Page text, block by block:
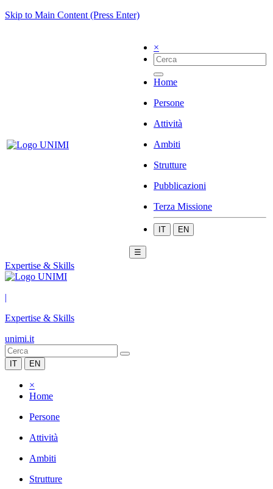
Skip to Main Content (Press Enter)
×
Home
Persone
Attività
Ambiti
Strutture
Pubblicazioni
Terza Missione
IT EN
☰
Expertise & Skills
|
Expertise & Skills
unimi.it
IT EN
×
Home
Persone
Attività
Ambiti
Strutture